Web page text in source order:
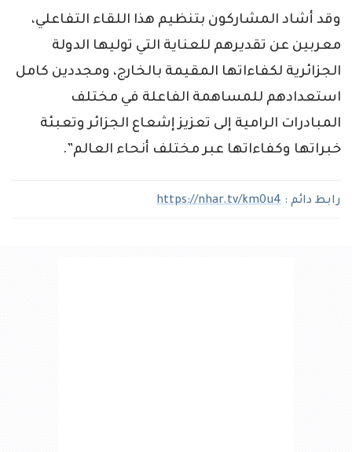
وقد أشاد المشاركون بتنظيم هذا اللقاء التفاعلي،
معربين عن تقديرهم للعناية التي توليها الدولة
الجزائرية لكفاءاتها المقيمة بالخارج، ومجددين كامل
استعدادهم للمساهمة الفاعلة في مختلف
المبادرات الرامية إلى تعزيز إشعاع الجزائر وتعبئة
خبراتها وكفاءاتها عبر مختلف أنحاء العالم”.
رابط دائم : https://nhar.tv/km0u4